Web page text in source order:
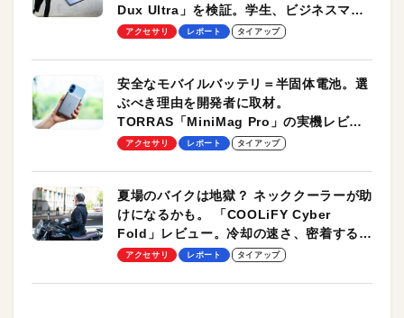
Dux Ultra」を検証。学生、ビジネスマン
のモバイルユースに最適！
アクセサリ レポート タイアップ
安全なモバイルバッテリ＝半固体電池。選
ぶべき理由を開発者に取材。
TORRAS「MiniMag Pro」の実機レビュ
ーも
アクセサリ レポート タイアップ
夏場のバイクは地獄？ ネッククーラーが助
けになるかも。 「COOLiFY Cyber
Fold」レビュー。冷却の速さ、密着する冷
却プレート、シンプルな操作性がグッド！
アクセサリ レポート タイアップ